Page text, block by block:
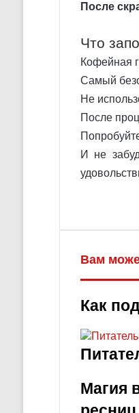
После
Что
Кофейная
Самый
Не
После
И не
Вам
Как
Магия